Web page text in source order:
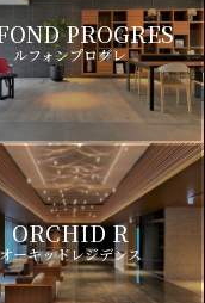
PROGRES
ルフォンプログレ
ORCHID R
オーキッドレジデンス